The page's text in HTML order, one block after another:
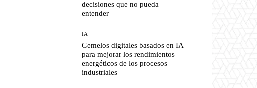
decisiones que no pueda
entender
IA
Gemelos digitales basados en IA
para mejorar los rendimientos
energéticos de los procesos
industriales